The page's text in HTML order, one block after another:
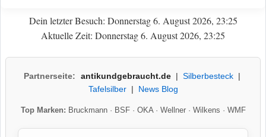
Dein letzter Besuch: Donnerstag 6. August 2026, 23:25
Aktuelle Zeit: Donnerstag 6. August 2026, 23:25
Partnerseite: antikundgebraucht.de| Silberbesteck|
Tafelsilber| News Blog
Top Marken: Bruckmann· BSF· OKA· Wellner· Wilkens · WMF